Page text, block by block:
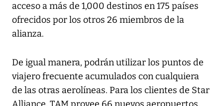
acceso a más de 1,000 destinos en 175 países
ofrecidos por los otros 26 miembros de la
alianza.
De igual manera, podrán utilizar los puntos de
viajero frecuente acumulados con cualquiera
de las otras aerolíneas. Para los clientes de Star